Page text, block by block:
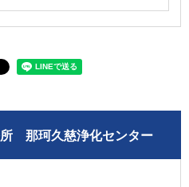
那珂久慈浄化センター